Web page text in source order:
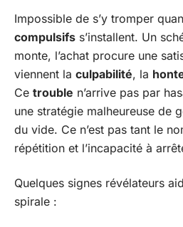
Impossible de s’y tromper
compulsifs s’installent. Un
monte, l’achat procure une
viennent la culpabilité, la
Ce trouble n’arrive pas par
une stratégie malheureuse de
du vide. Ce n’est pas tant le
répétition et l’incapacité à
Quelques signes révélateurs
spirale :